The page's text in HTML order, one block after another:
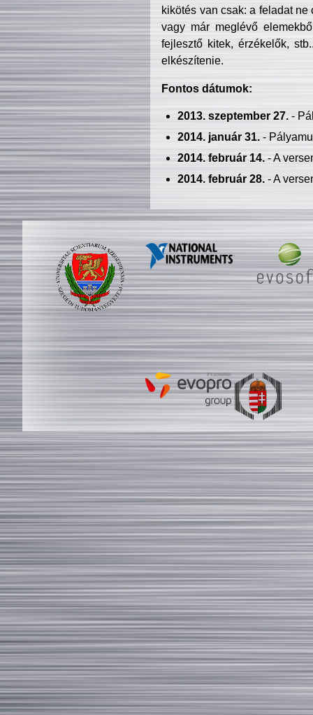
kikötés van csak: a feladat
vagy már meglévő
fejlesztő kitek, érzékelők,
elkészítenie.
Fontos dátumok:
2013. szeptember 27.-
2014. január 31.-
2014. február 14.- A
2014. február 28.- A